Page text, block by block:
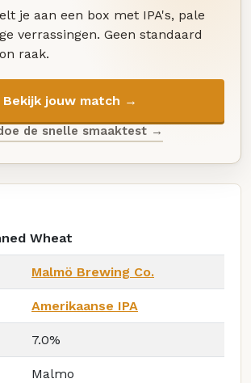
je aan een box met IPA's, pale
verrassingen. Geen standaard
raak.
Bekijk jouw match →
de snelle smaaktest →
Wheat
Malmö Brewing Co.
Amerikaanse IPA
7.0%
Malmo